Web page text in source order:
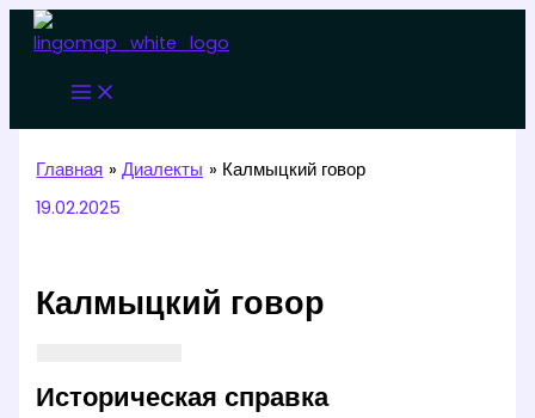
Перейти
содержимому
Главная Диалекты
Калмыцкий говор
19.02.2025
Калмыцкий говор
Историческая справка